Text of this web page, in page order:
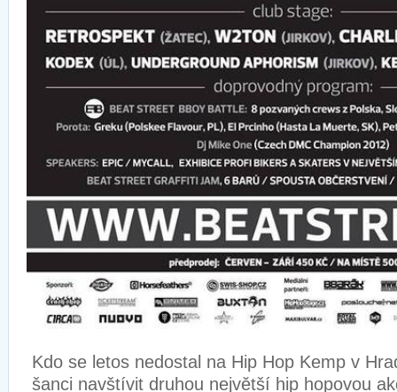
Kdo se letos nedostal na Hip Hop Kemp v
šanci navštívit druhou největší hip hopovou